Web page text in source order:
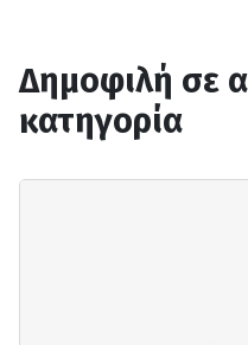
Δημοφιλή σε
κατηγορία